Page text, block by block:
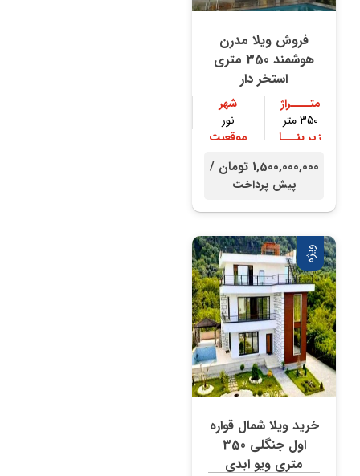
فروش ویلا مدرن
هوشمند 350 متری
استخر دار
متــــراژ
350 متر
شهر
نور
زیر بنـــا
موقعیت
1,500,000,000 تومان /
پیش پرداخت
ویژه
خرید ویلا شمال قواره
اول جنگلی 350
متری ویو ابدی